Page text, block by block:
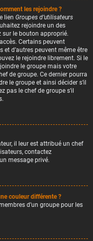
les rejoindre ?
lien Groupes d’utilisateurs
rejoindre un des
sur le bouton approprié.
Certains peuvent
d’autres peuvent même être
le rejoindre librement. Si le
le groupe mais votre
de groupe. Ce dernier pourra
le groupe et ainsi décider s’il
pas le chef de groupe s’il
il leur est attribué un chef
contactez
message privé.
couleur différente ?
d’un groupe pour les